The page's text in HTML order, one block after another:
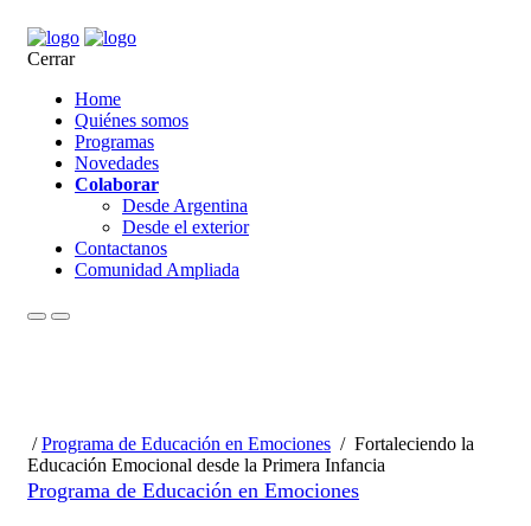
Cerrar
Home
Quiénes somos
Programas
Novedades
Colaborar
Desde Argentina
Desde el exterior
Contactanos
Comunidad Ampliada
/Programa de Educación en Emociones / Fortaleciendo la
Educación Emocional desde la Primera Infancia
Programa de Educación en Emociones